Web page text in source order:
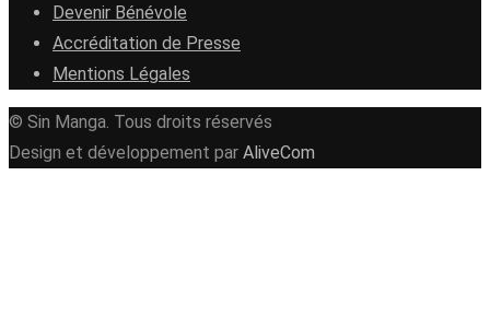
Devenir Bénévole
Accréditation de Presse
Mentions Légales
© Sin Manga. Tous droits réservés
Design et développement par AliveCom